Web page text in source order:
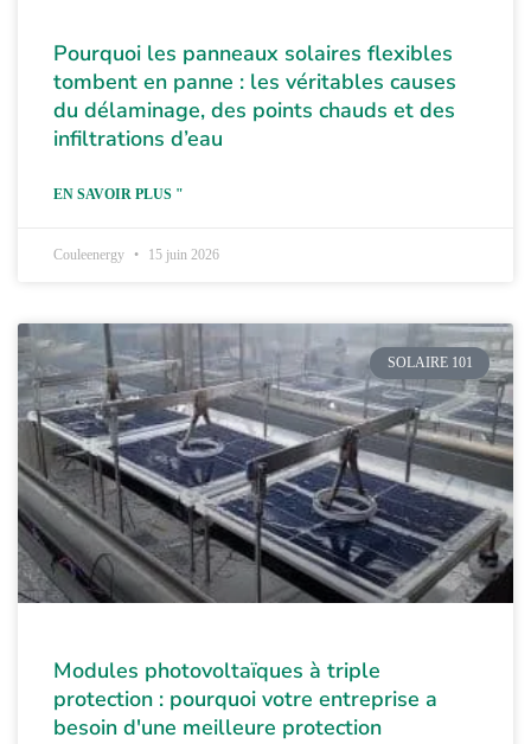
Pourquoi les panneaux solaires flexibles
tombent en panne : les véritables causes
du délaminage, des points chauds et des
infiltrations d’eau
EN SAVOIR PLUS "
Couleenergy 15 juin 2026
SOLAIRE 101
Modules photovoltaïques à triple
protection : pourquoi votre entreprise a
besoin d'une meilleure protection